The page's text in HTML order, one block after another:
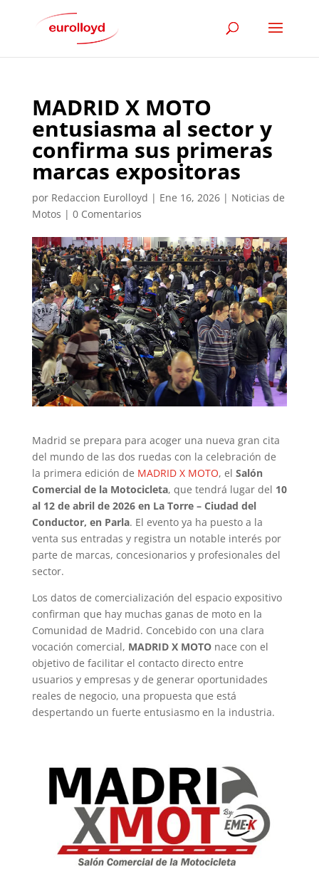
MADRID X MOTO
entusiasma al sector y
confirma sus primeras
marcas expositoras
por Redaccion Eurolloyd | Ene 16, 2026| Noticias de
Motos | 0 Comentarios
Madrid se prepara para acoger una nueva gran cita
del mundo de las dos ruedas con la celebración de
la primera edición de MADRID X MOTO, el Salón
Comercial de la Motocicleta, que tendrá lugar del 10
al 12 de abril de 2026 en La Torre – Ciudad del
Conductor, en Parla. El evento ya ha puesto a la
venta sus entradas y registra un notable interés por
parte de marcas, concesionarios y profesionales del
sector.
Los datos de comercialización del espacio expositivo
confirman que hay muchas ganas de moto en la
Comunidad de Madrid. Concebido con una clara
vocación comercial, MADRID X MOTOnace con el
objetivo de facilitar el contacto directo entre
usuarios y empresas y de generar oportunidades
reales de negocio, una propuesta que está
despertando un fuerte entusiasmo en la industria.